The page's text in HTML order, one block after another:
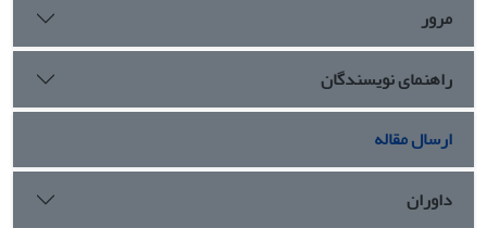
مرور
راهنمای نویسندگان
ارسال مقاله
داوران